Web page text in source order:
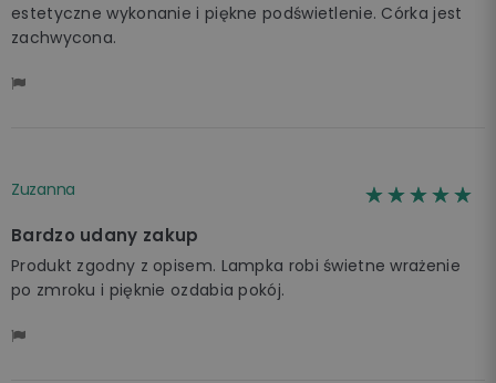
estetyczne wykonanie i piękne podświetlenie. Córka jest
zachwycona.
Zuzanna ☆☆☆☆☆
★★★★★
Bardzo udany zakup
Produkt zgodny z opisem. Lampka robi świetne wrażenie
po zmroku i pięknie ozdabia pokój.